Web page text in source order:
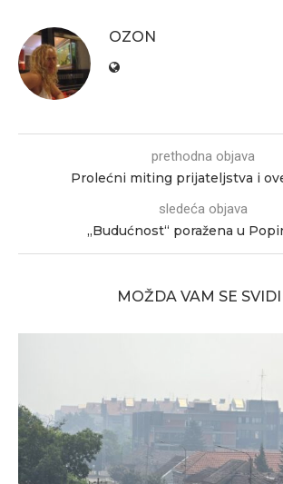
OZON
prethodna objava
Prolećni miting prijateljstva i
sledeća objava
„Budućnost“ poražena u
MOŽDA VAM SE SVIDI